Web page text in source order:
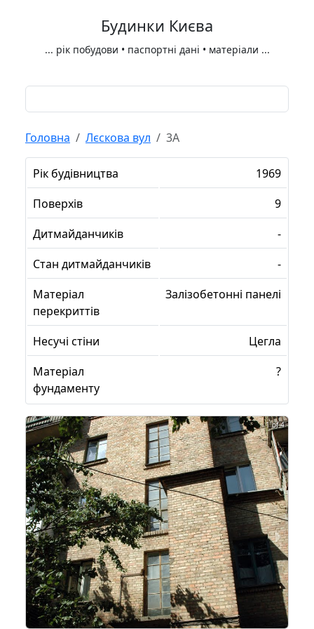
Будинки Києва
... рік побудови • паспортні дані • матеріали ...
Головна Лєскова вул 3А
Рік будівництва
1969
Поверхів
9
Дитмайданчиків
-
Стан дитмайданчиків
-
Матеріал
перекриттів
Залізобетонні панелі
Несучі стіни
Цегла
Матеріал
фундаменту
?
1 of 4